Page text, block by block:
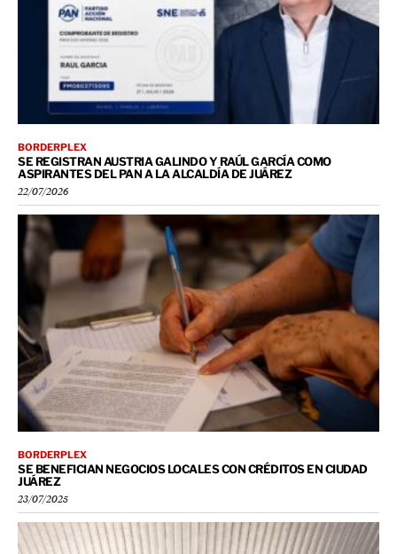
BORDERPLEX
SE REGISTRAN AUSTRIA GALINDO Y RAÚL GARCÍA COMO
ASPIRANTES DEL PAN A LA ALCALDÍA DE JUÁREZ
22/07/2026
BORDERPLEX
SE BENEFICIAN NEGOCIOS LOCALES CON CRÉDITOS EN CIUDAD
JUÁREZ
23/07/2025